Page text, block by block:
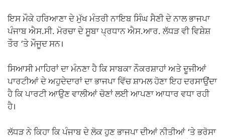
ਇਸ ਮੌਕੇ ਹਰਿਆਣਾ ਦੇ ਮੁੱਖ ਮੰਤਰੀ ਨਾਇਬ ਸਿੰਘ ਸੈਣੀ ਦੇ ਨਾਲ ਭਾਜਪਾ
ਪੰਜਾਬ ਐਸ.ਸੀ. ਮੋਰਚਾ ਦੇ ਸੂਬਾ ਪ੍ਰਧਾਨ ਐਸ.ਆਰ. ਲੱਧੜ ਵੀ ਵਿਸ਼ੇਸ਼
ਤੌਰ ‘ਤੇ ਮੌਜੂਦ ਸਨ।
ਸਿਆਸੀ ਮਾਹਿਰਾਂ ਦਾ ਮੰਨਣਾ ਹੈ ਕਿ ਸਾਬਕਾ ਨੌਕਰਸ਼ਾਹਾਂ ਅਤੇ ਦੂਜੀਆਂ
ਪਾਰਟੀਆਂ ਦੇ ਅਹੁਦੇਦਾਰਾਂ ਦਾ ਭਾਜਪਾ ਵਿੱਚ ਸ਼ਾਮਲ ਹੋਣਾ ਇਹ ਦਰਸਾਉਂਦਾ
ਹੈ ਕਿ ਪਾਰਟੀ ਆਉਣ ਵਾਲੀਆਂ ਚੋਣਾਂ ਲਈ ਆਪਣਾ ਆਧਾਰ ਵਧਾ ਰਹੀ
ਹੈ।
ਲੱਧੜ ਨੇ ਕਿਹਾ ਕਿ ਪੰਜਾਬ ਦੇ ਲੋਕ ਹੁਣ ਭਾਜਪਾ ਦੀਆਂ ਨੀਤੀਆਂ ‘ਤੇ ਭਰੋਸਾ